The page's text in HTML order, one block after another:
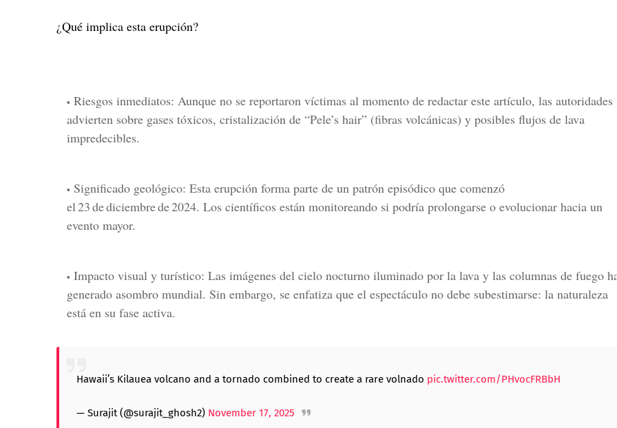
¿Qué implica esta erupción?
Riesgos inmediatos: Aunque no se reportaron víctimas al momento de redactar este artículo, las autoridades
advierten sobre gases tóxicos, cristalización de “Pele’s hair” (fibras volcánicas) y posibles flujos de lava
impredecibles.
Significado geológico: Esta erupción forma parte de un patrón episódico que comenzó
el 23 de diciembre de 2024. Los científicos están monitoreando si podría prolongarse o evolucionar hacia un
evento mayor.
Impacto visual y turístico: Las imágenes del cielo nocturno iluminado por la lava y las columnas de fuego
generado asombro mundial. Sin embargo, se enfatiza que el espectáculo no debe subestimarse: la naturaleza
está en su fase activa.
Hawaii’s Kilauea volcano and a tornado combined to create a rare volnado pic.twitter.com/PHvocFRBbH
— Surajit (@surajit_ghosh2) November 17, 2025